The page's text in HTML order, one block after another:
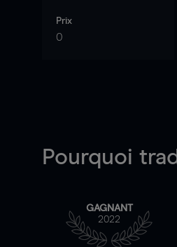
Prix
0
Pourquoi
GAGNANT
2022